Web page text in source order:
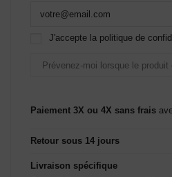
J'accepte la politique de
Paiement 3X ou 4X sans frais
Retour sous 14 jours
Livraison spécifique